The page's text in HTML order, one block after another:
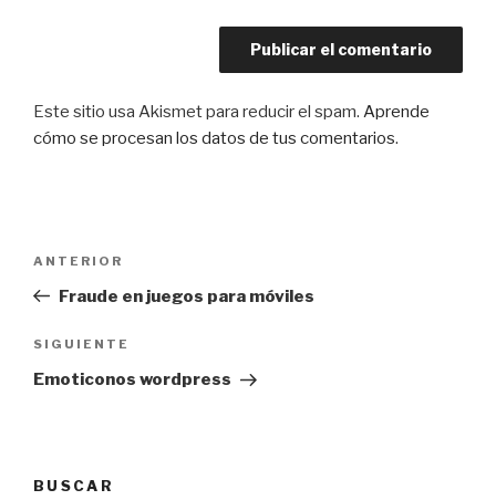
Este sitio usa Akismet para reducir el spam. Aprende
cómo se procesan los datos de tus comentarios.
entradas
Entrada
anterior:
ANTERIOR
Fraude en juegos para móviles
Siguiente
entrada
SIGUIENTE
Emoticonos wordpress
BUSCAR